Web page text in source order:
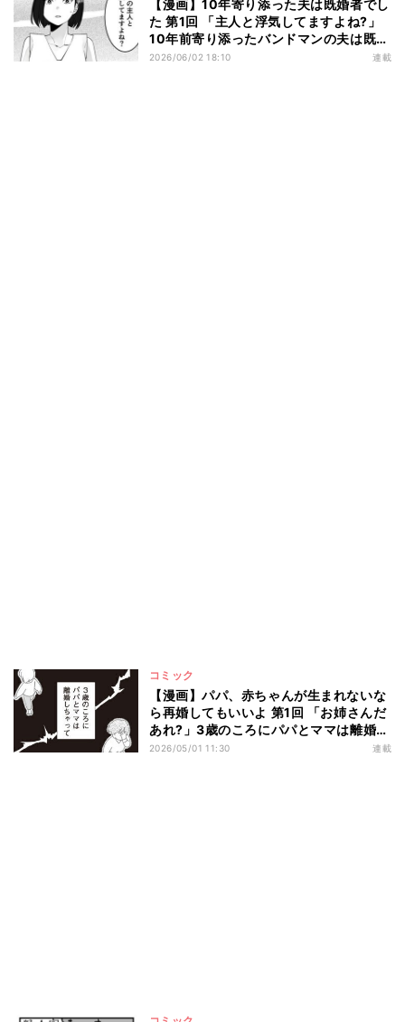
【漫画】10年寄り添った夫は既婚者でし
た 第1回 「主人と浮気してますよね?」
10年前寄り添ったバンドマンの夫は既婚
者だった!?
2026/06/02 18:10 連載
コミック
【漫画】パパ、赤ちゃんが生まれないな
ら再婚してもいいよ 第1回 「お姉さんだ
あれ?」3歳のころにパパとママは離婚、
ある日家に来たのは…
2026/05/01 11:30 連載